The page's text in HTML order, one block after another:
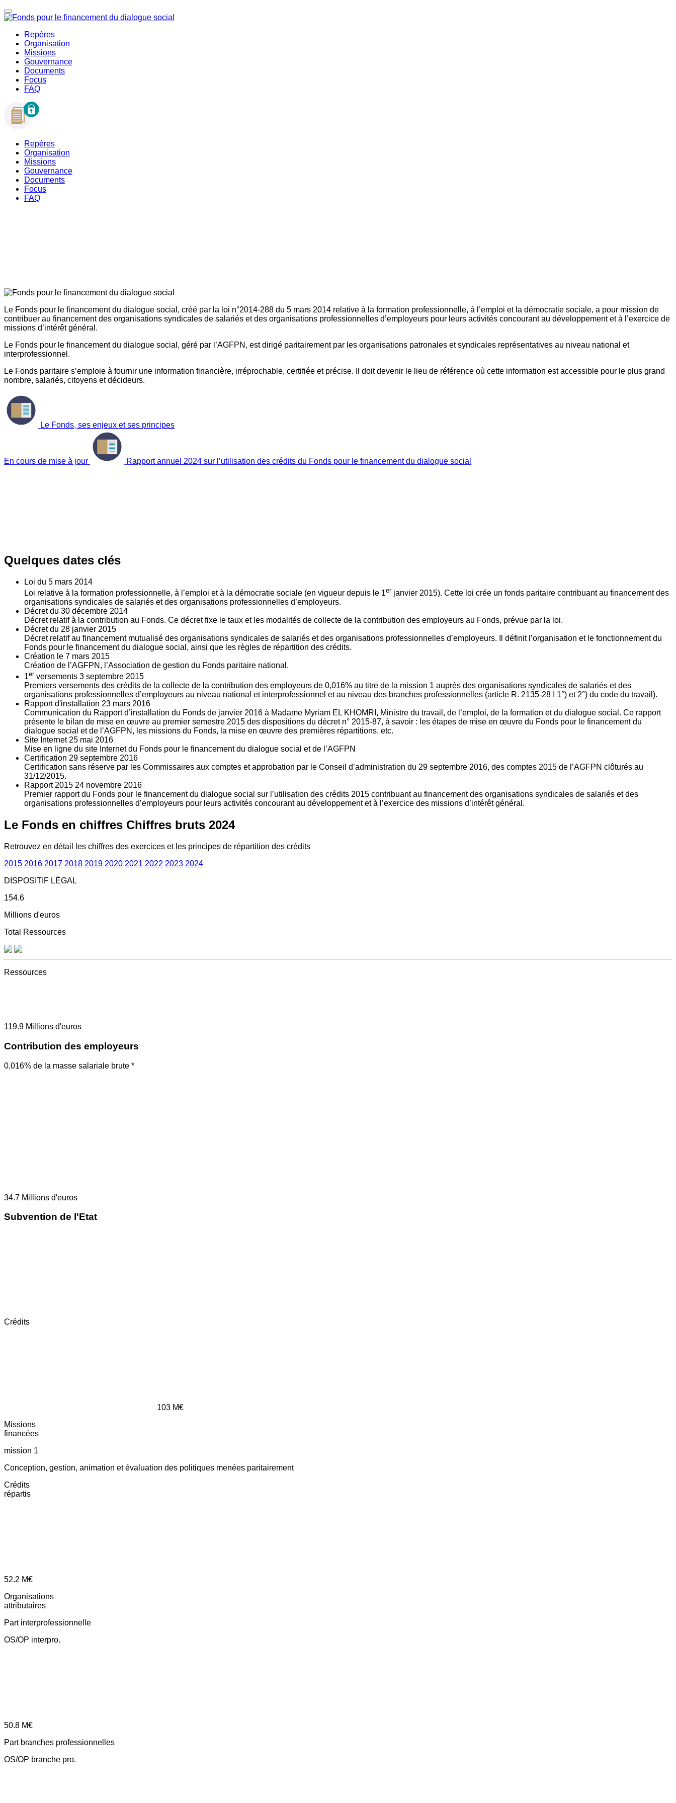
Repères
Organisation
Missions
Gouvernance
Documents
Focus
FAQ
Repères
Organisation
Missions
Gouvernance
Documents
Focus
FAQ
Le Fonds pour le financement du dialogue social, créé par la loi n°2014-288 du 5 mars 2014 relative à la formation professionnelle, à l’emploi et la démocratie sociale, a pour mission de
contribuer au financement des organisations syndicales de salariés et des organisations professionnelles d’employeurs pour leurs activités concourant au développement et à l’exercice de
missions d’intérêt général.
Le Fonds pour le financement du dialogue social, géré par l’AGFPN, est dirigé paritairement par les organisations patronales et syndicales représentatives au niveau national et
interprofessionnel.
Le Fonds paritaire s’emploie à fournir une information financière, irréprochable, certifiée et précise. Il doit devenir le lieu de référence où cette information est accessible pour le plus grand
nombre, salariés, citoyens et décideurs.
Le Fonds, ses enjeux et ses principes
En cours de mise à jour Rapport annuel 2024 sur l’utilisation des crédits du Fonds pour le financement du dialogue social
Quelques dates clés
Loi du 5 mars 2014
Loi relative à la formation professionnelle, à l’emploi et à la démocratie sociale (en vigueur depuis le 1er janvier 2015). Cette loi crée un fonds paritaire contribuant au financement des
organisations syndicales de salariés et des organisations professionnelles d’employeurs.
Décret du 30 décembre 2014
Décret relatif à la contribution au Fonds. Ce décret fixe le taux et les modalités de collecte de la contribution des employeurs au Fonds, prévue par la loi.
Décret du 28 janvier 2015
Décret relatif au financement mutualisé des organisations syndicales de salariés et des organisations professionnelles d’employeurs. Il définit l’organisation et le fonctionnement du
Fonds pour le financement du dialogue social, ainsi que les règles de répartition des crédits.
Création le 7 mars 2015
Création de l’AGFPN, l’Association de gestion du Fonds paritaire national.
1er versements 3 septembre 2015
Premiers versements des crédits de la collecte de la contribution des employeurs de 0,016% au titre de la mission 1 auprès des organisations syndicales de salariés et des
organisations professionnelles d’employeurs au niveau national et interprofessionnel et au niveau des branches professionnelles (article R. 2135‐28 I 1°) et 2°) du code du travail).
Rapport d'installation 23 mars 2016
Communication du Rapport d’installation du Fonds de janvier 2016 à Madame Myriam EL KHOMRI, Ministre du travail, de l’emploi, de la formation et du dialogue social. Ce rapport
présente le bilan de mise en œuvre au premier semestre 2015 des dispositions du décret n° 2015-87, à savoir : les étapes de mise en œuvre du Fonds pour le financement du
dialogue social et de l’AGFPN, les missions du Fonds, la mise en œuvre des premières répartitions, etc.
Site Internet 25 mai 2016
Mise en ligne du site Internet du Fonds pour le financement du dialogue social et de l’AGFPN
Certification 29 septembre 2016
Certification sans réserve par les Commissaires aux comptes et approbation par le Conseil d’administration du 29 septembre 2016, des comptes 2015 de l’AGFPN clôturés au
31/12/2015.
Rapport 2015 24 novembre 2016
Premier rapport du Fonds pour le financement du dialogue social sur l’utilisation des crédits 2015 contribuant au financement des organisations syndicales de salariés et des
organisations professionnelles d’employeurs pour leurs activités concourant au développement et à l’exercice des missions d’intérêt général.
Le Fonds en chiffres Chiffres bruts 2024
Retrouvez en détail les chiffres des exercices et les principes de répartition des crédits
2015 2016 2017 2018 2019 2020 2021 2022 2023 2024
DISPOSITIF LÉGAL
154.6
Millions d'euros
Total Ressources
Ressources
119.9 Millions d'euros
Contribution des employeurs
0,016% de la masse salariale brute *
34.7 Millions d'euros
Subvention de l'Etat
Crédits
103 M€
Missions
financées
mission 1
Conception, gestion, animation et évaluation des politiques menées paritairement
Crédits
répartis
52.2 M€
Organisations
attributaires
Part interprofessionnelle
OS/OP interpro.
50.8 M€
Part branches professionnelles
OS/OP branche pro.